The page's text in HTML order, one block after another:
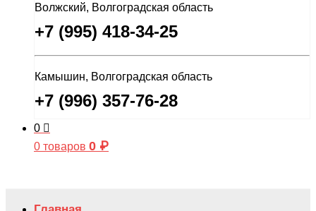
Волжский, Волгоградская область
+7 (995) 418-34-25
Камышин, Волгоградская область
+7 (996) 357-76-28
0
0 товаров 0 ₽